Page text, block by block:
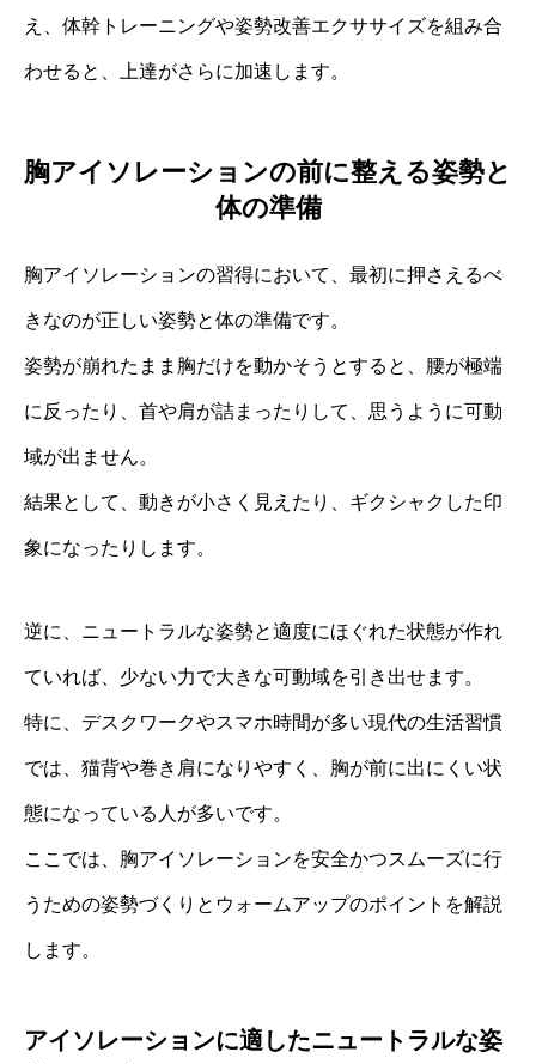
え、体幹トレーニングや姿勢改善エクササイズを組み合
わせると、上達がさらに加速します。
胸アイソレーションの前に整える姿勢と
体の準備
胸アイソレーションの習得において、最初に押さえるべ
きなのが正しい姿勢と体の準備です。
姿勢が崩れたまま胸だけを動かそうとすると、腰が極端
に反ったり、首や肩が詰まったりして、思うように可動
域が出ません。
結果として、動きが小さく見えたり、ギクシャクした印
象になったりします。
逆に、ニュートラルな姿勢と適度にほぐれた状態が作れ
ていれば、少ない力で大きな可動域を引き出せます。
特に、デスクワークやスマホ時間が多い現代の生活習慣
では、猫背や巻き肩になりやすく、胸が前に出にくい状
態になっている人が多いです。
ここでは、胸アイソレーションを安全かつスムーズに行
うための姿勢づくりとウォームアップのポイントを解説
します。
アイソレーションに適したニュートラルな姿